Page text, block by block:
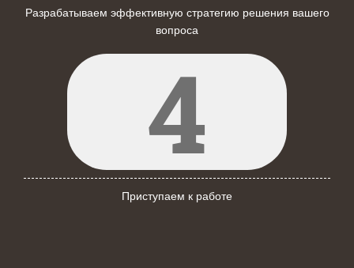
Разрабатываем эффективную стратегию решения вашего
вопроса
4
Приступаем к работе